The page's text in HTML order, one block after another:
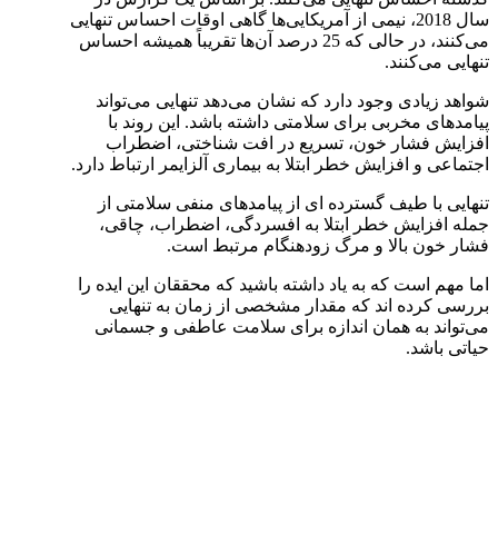
سال 2018، نیمی از آمریکایی‌ها گاهی اوقات احساس تنهایی
می‌کنند، در حالی که 25 درصد آن‌ها تقریباً همیشه احساس
تنهایی می‌کنند.
شواهد زیادی وجود دارد که نشان می‌دهد تنهایی می‌تواند
پیامدهای مخربی برای سلامتی داشته باشد. این روند با
افزایش فشار خون، تسریع در افت شناختی، اضطراب
اجتماعی و افزایش خطر ابتلا به بیماری آلزایمر ارتباط دارد.
تنهایی با طیف گسترده ای از پیامدهای منفی سلامتی از
جمله افزایش خطر ابتلا به افسردگی، اضطراب، چاقی،
فشار خون بالا و مرگ زودهنگام مرتبط است.
اما مهم است که به یاد داشته باشید که محققان این ایده را
بررسی کرده اند که مقدار مشخصی از زمان به تنهایی
می‌تواند به همان اندازه برای سلامت عاطفی و جسمانی
حیاتی باشد.